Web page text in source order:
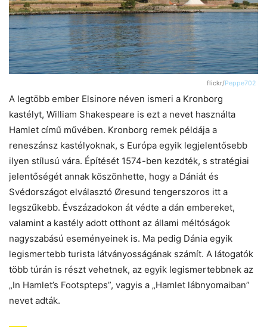
flickr/Peppe702
A legtöbb ember Elsinore néven ismeri a Kronborg
kastélyt, William Shakespeare is ezt a nevet használta
Hamlet című művében. Kronborg remek példája a
reneszánsz kastélyoknak, s Európa egyik legjelentősebb
ilyen stílusú vára. Építését 1574-ben kezdték, s stratégiai
jelentőségét annak köszönhette, hogy a Dániát és
Svédországot elválasztó Øresund tengerszoros itt a
legszűkebb. Évszázadokon át védte a dán embereket,
valamint a kastély adott otthont az állami méltóságok
nagyszabású eseményeinek is. Ma pedig Dánia egyik
legismertebb turista látványosságának számít. A látogatók
több túrán is részt vehetnek, az egyik legismertebbnek az
„In Hamlet’s Footspteps”, vagyis a „Hamlet lábnyomaiban”
nevet adták.